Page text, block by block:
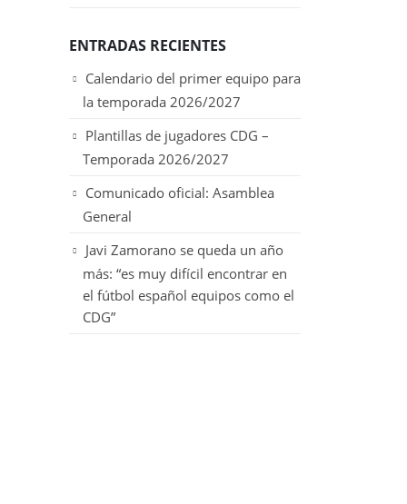
ENTRADAS RECIENTES
Calendario del primer equipo para
la temporada 2026/2027
Plantillas de jugadores CDG –
Temporada 2026/2027
Comunicado oficial: Asamblea
General
Javi Zamorano se queda un año
más: “es muy difícil encontrar en
el fútbol español equipos como el
CDG”